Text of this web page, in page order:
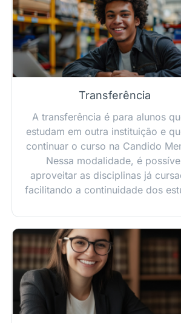
Transferência
A transferência é para alunos
estudam em outra instituição e
continuar o curso na Candido
Nessa modalidade, é
aproveitar as disciplinas já
facilitando a continuidade dos